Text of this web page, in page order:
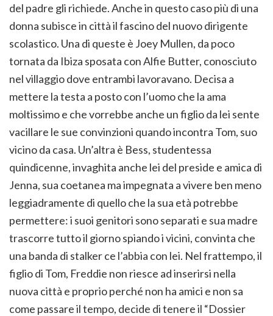
del padre gli richiede. Anche in questo caso più di una
donna subisce in città il fascino del nuovo dirigente
scolastico. Una di queste è Joey Mullen, da poco
tornata da Ibiza sposata con Alfie Butter, conosciuto
nel villaggio dove entrambi lavoravano. Decisa a
mettere la testa a posto con l’uomo che la ama
moltissimo e che vorrebbe anche un figlio da lei sente
vacillare le sue convinzioni quando incontra Tom, suo
vicino da casa. Un’altra è Bess, studentessa
quindicenne, invaghita anche lei del preside e amica di
Jenna, sua coetanea ma impegnata a vivere ben meno
leggiadramente di quello che la sua età potrebbe
permettere: i suoi genitori sono separati e sua madre
trascorre tutto il giorno spiando i vicini, convinta che
una banda di stalker ce l’abbia con lei. Nel frattempo, il
figlio di Tom, Freddie non riesce ad inserirsi nella
nuova città e proprio perché non ha amici e non sa
come passare il tempo, decide di tenere il “Dossier